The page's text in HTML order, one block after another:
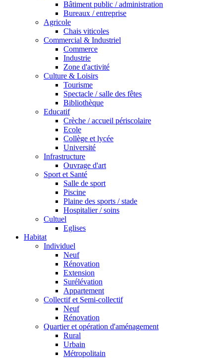
Bâtiment public / administration
Bureaux / entreprise
Agricole
Chais viticoles
Commercial & Industriel
Commerce
Industrie
Zone d'activité
Culture & Loisirs
Tourisme
Spectacle / salle des fêtes
Bibliothèque
Educatif
Crèche / accueil périscolaire
Ecole
Collège et lycée
Université
Infrastructure
Ouvrage d'art
Sport et Santé
Salle de sport
Piscine
Plaine des sports / stade
Hospitalier / soins
Cultuel
Eglises
Habitat
Individuel
Neuf
Rénovation
Extension
Surélévation
Appartement
Collectif et Semi-collectif
Neuf
Rénovation
Quartier et opération d'aménagement
Rural
Urbain
Métropolitain